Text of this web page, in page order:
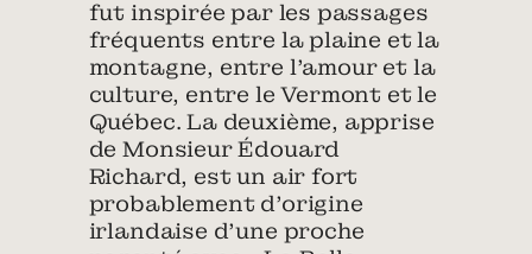
fut inspirée par les passages
fréquents entre la plaine et la
montagne, entre l’amour et la
culture, entre le Vermont et le
Québec. La deuxième, apprise
de Monsieur Édouard
Richard, est un air fort
probablement d’origine
irlandaise d’une proche